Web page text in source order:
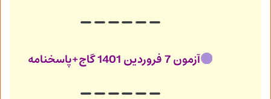
آزمون 7 فروردین 1401 گاج+پاسخنامه